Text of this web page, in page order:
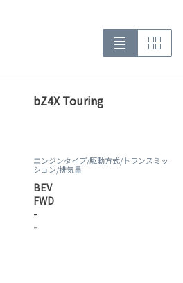
bZ4X Touring
エンジンタイプ/駆動方式/トランスミッ
ション/排気量
BEV
FWD
-
-